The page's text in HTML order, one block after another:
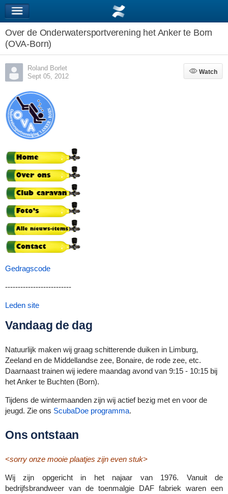
Over de Onderwatersportverening het Anker te Born
(OVA-Born)
Roland Borlet
Sept 05, 2012
Watch
Watch
Gedragscode
--------------------------
Leden site
Vandaag de dag
Natuurlijk maken wij graag schitterende duiken in Limburg,
Zeeland en de Middellandse zee, Bonaire, de rode zee, etc.
Daarnaast trainen wij iedere maandag avond van 9:15 - 10:15 bij
het Anker te Buchten (Born).
Tijdens de wintermaanden zijn wij actief bezig met en voor de
jeugd. Zie ons ScubaDoe programma.
Ons ontstaan
<sorry onze mooie plaatjes zijn even stuk>
Wij zijn opgericht in het najaar van 1976. Vanuit de
bedrijfsbrandweer van de toenmalgie DAF fabriek waren een